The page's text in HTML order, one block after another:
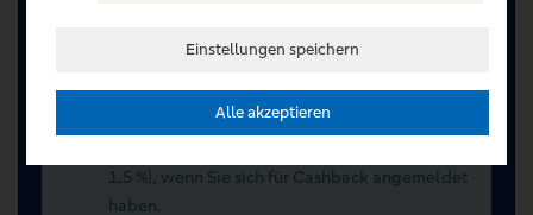
1,5 %), wenn Sie sich für Cashback angemeldet
haben.
Einstellungen speichern
Alle akzeptieren